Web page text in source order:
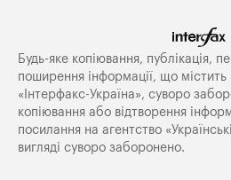
Будь-яке копiювання, публiкацiя,
поширення iнформацiї, що мiстить
«Iнтерфакс-Україна», суворо
копіювання або відтворення
посилання на агентство
вигляді суворо заборонено.